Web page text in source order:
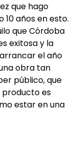
que hago
10 años en esto.
que Córdoba
exitosa y la
el año
obra tan
público, que
producto es
estar en una